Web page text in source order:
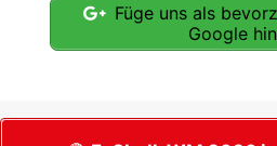
Füge uns als
Google